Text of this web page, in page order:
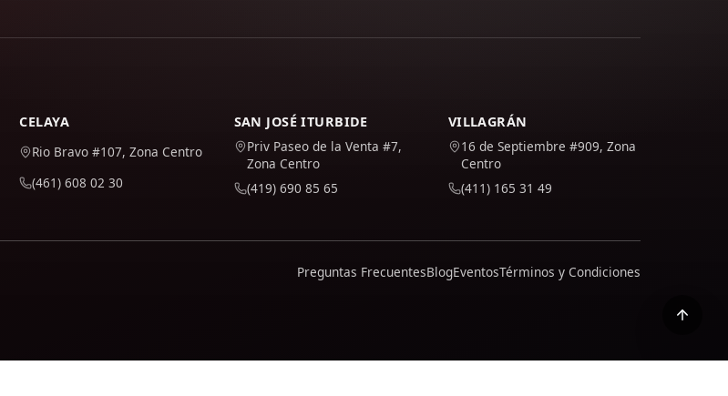
CELAYA
Rio Bravo #107, Zona Centro
(461) 608 02 30
SAN JOSÉ ITURBIDE
Priv Paseo de la Venta #7,
Zona Centro
(419) 690 85 65
VILLAGRÁN
16 de Septiembre #909, Zona
Centro
(411) 165 31 49
Preguntas FrecuentesBlogEventosTérminos y Condiciones